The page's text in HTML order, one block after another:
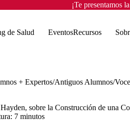
¡Te presentamos la
de Salud EventosRecursos
+ Expertos Antiguos Alumnos
sobre la Construcción de una
7 minutos